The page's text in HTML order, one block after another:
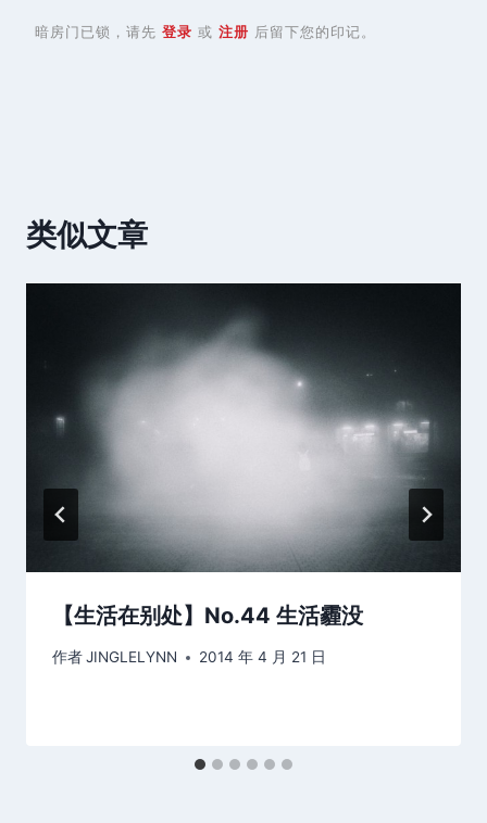
暗房门已锁，请先 登录 或 注册 后留下您的印记。
类似文章
【生活在别处】No.44 生活霾没
作者JINGLELYNN 2014 年 4 月 21 日